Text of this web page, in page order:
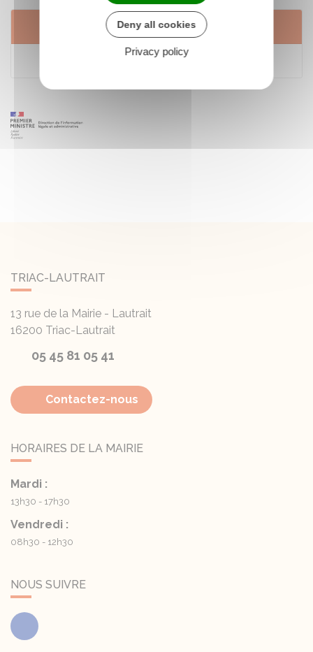
Services en ligne et formulaires
Info Retraite - Mon compte retraite
TRIAC-LAUTRAIT
13 rue de la Mairie - Lautrait
16200 Triac-Lautrait
05 45 81 05 41
Contactez-nous
HORAIRES DE LA MAIRIE
Mardi :
13h30 - 17h30
Vendredi :
08h30 - 12h30
NOUS SUIVRE
Facebook
Deny all cookies
Privacy policy